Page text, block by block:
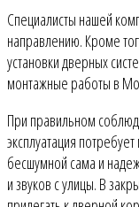
Специалисты нашей
направлению. Кроме
установки дверных
монтажные работы в
При правильном
эксплуатация
бесшумной сама и
и звуков с улицы. В